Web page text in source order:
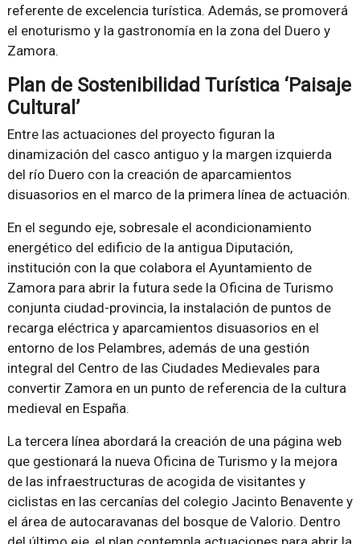
referente de excelencia turística. Además, se promoverá
el enoturismo y la gastronomía en la zona del Duero y
Zamora.
Plan de Sostenibilidad Turística ‘Paisaje
Cultural’
Entre las actuaciones del proyecto figuran la
dinamización del casco antiguo y la margen izquierda
del río Duero con la creación de aparcamientos
disuasorios en el marco de la primera línea de actuación.
En el segundo eje, sobresale el acondicionamiento
energético del edificio de la antigua Diputación,
institución con la que colabora el Ayuntamiento de
Zamora para abrir la futura sede la Oficina de Turismo
conjunta ciudad-provincia, la instalación de puntos de
recarga eléctrica y aparcamientos disuasorios en el
entorno de los Pelambres, además de una gestión
integral del Centro de las Ciudades Medievales para
convertir Zamora en un punto de referencia de la cultura
medieval en España.
La tercera línea abordará la creación de una página web
que gestionará la nueva Oficina de Turismo y la mejora
de las infraestructuras de acogida de visitantes y
ciclistas en las cercanías del colegio Jacinto Benavente y
el área de autocaravanas del bosque de Valorio. Dentro